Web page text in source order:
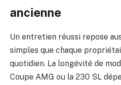
ancienne
Un entretien réussi repose
simples que chaque
quotidien. La longévité de
Coupe AMG ou la 230 SL